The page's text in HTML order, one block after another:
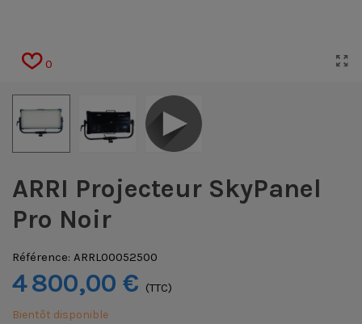
0
ARRI Projecteur SkyPanel
Pro Noir
Référence: ARRL00052500
4 800,00 € (TTC)
Bientôt disponible